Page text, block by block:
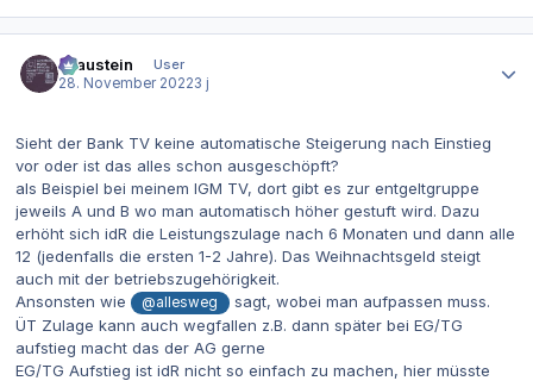
Graustein
User
28. November 20223 j
Sieht der Bank TV keine automatische Steigerung nach Einstieg
vor oder ist das alles schon ausgeschöpft?
als Beispiel bei meinem IGM TV, dort gibt es zur entgeltgruppe
jeweils A und B wo man automatisch höher gestuft wird. Dazu
erhöht sich idR die Leistungszulage nach 6 Monaten und dann alle
12 (jedenfalls die ersten 1-2 Jahre). Das Weihnachtsgeld steigt
auch mit der betriebszugehörigkeit.
Ansonsten wie
@allesweg
sagt, wobei man aufpassen muss.
ÜT Zulage kann auch wegfallen z.B. dann später bei EG/TG
aufstieg macht das der AG gerne
EG/TG Aufstieg ist idR nicht so einfach zu machen, hier müsste